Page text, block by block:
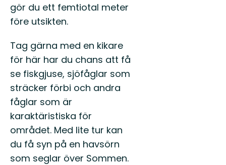
gör du ett femtiotal meter
före utsikten.
Tag gärna med en kikare
för här har du chans att få
se fiskgjuse, sjöfåglar som
sträcker förbi och andra
fåglar som är
karaktäristiska för
området. Med lite tur kan
du få syn på en havsörn
som seglar över Sommen.